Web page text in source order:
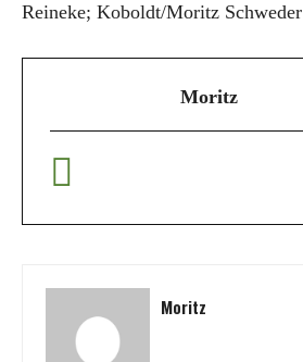
Reineke; Koboldt/Moritz Schweder
Moritz
Moritz